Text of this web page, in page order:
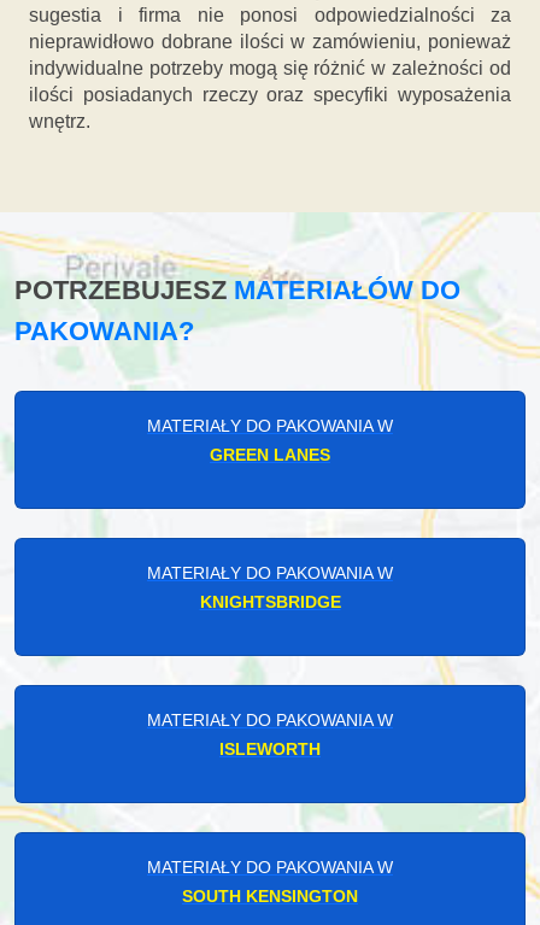
sugestia i firma nie ponosi odpowiedzialności za
nieprawidłowo dobrane ilości w zamówieniu, ponieważ
indywidualne potrzeby mogą się różnić w zależności od
ilości posiadanych rzeczy oraz specyfiki wyposażenia
wnętrz.
POTRZEBUJESZMATERIAŁÓW DO
PAKOWANIA?
MATERIAŁY DO PAKOWANIA W
GREEN LANES
MATERIAŁY DO PAKOWANIA W
KNIGHTSBRIDGE
MATERIAŁY DO PAKOWANIA W
ISLEWORTH
MATERIAŁY DO PAKOWANIA W
SOUTH KENSINGTON